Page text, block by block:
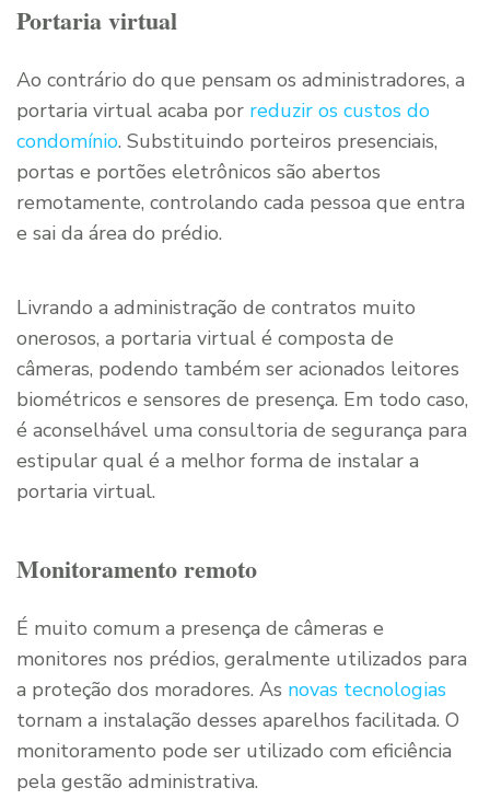
Portaria virtual
Ao contrário do que pensam os administradores, a
portaria virtual acaba por reduzir os custos do
condomínio. Substituindo porteiros presenciais,
portas e portões eletrônicos são abertos
remotamente, controlando cada pessoa que entra
e sai da área do prédio.
Livrando a administração de contratos muito
onerosos, a portaria virtual é composta de
câmeras, podendo também ser acionados leitores
biométricos e sensores de presença. Em todo caso,
é aconselhável uma consultoria de segurança para
estipular qual é a melhor forma de instalar a
portaria virtual.
Monitoramento remoto
É muito comum a presença de câmeras e
monitores nos prédios, geralmente utilizados para
a proteção dos moradores. As novas tecnologias
tornam a instalação desses aparelhos facilitada. O
monitoramento pode ser utilizado com eficiência
pela gestão administrativa.